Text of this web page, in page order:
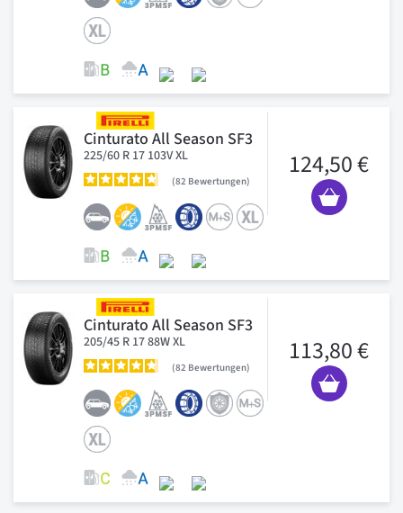
Cinturato All Season SF3
225/60 R 17 103V XL
82 Bewertungen
124,50 €
Cinturato All Season SF3
205/45 R 17 88W XL
82 Bewertungen
113,80 €